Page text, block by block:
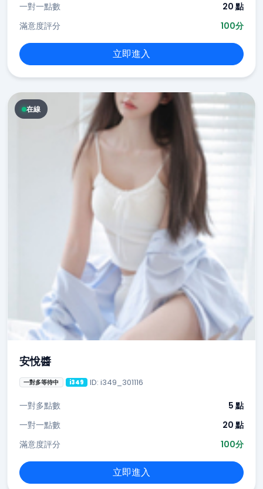
一對一點數
20 點
滿意度評分
100分
立即進入
在線
安悅醬
一對多等待中 i349 ID: i349_301116
一對多點數
5 點
一對一點數
20 點
滿意度評分
100分
立即進入